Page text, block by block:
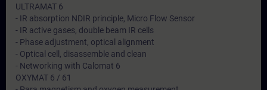
ULTRAMAT 6
- IR absorption NDIR principle, Micro Flow Sensor
- IR active gases, double beam IR cells
- Phase adjustment, optical alignment
- Optical cell, disassemble and clean
- Networking with Calomat 6
OXYMAT 6 / 61